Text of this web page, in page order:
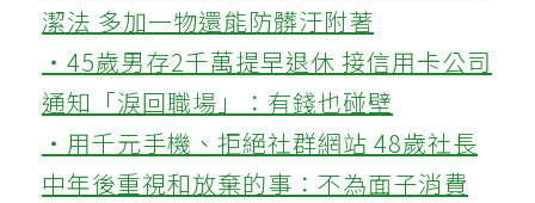
潔法 多加一物還能防髒汙附著
‧45歲男存2千萬提早退休 接信用卡公司
通知「淚回職場」：有錢也碰壁
‧用千元手機、拒絕社群網站 48歲社長
中年後重視和放棄的事：不為面子消費